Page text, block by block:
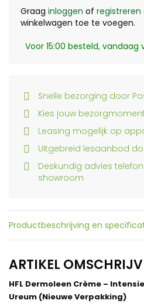
Graag inloggen of registreren
winkelwagen toe te voegen.
Voor 15:00 besteld, vandaag
Snelle bezorging door
Kies jouw
Leasing mogelijk op
Uitgebreid lesaanbod
Deskundig advies
showroom
Productbeschrijving en
ARTIKEL
HFL Dermoleen Crème –
Ureum (Nieuwe Verpakking)